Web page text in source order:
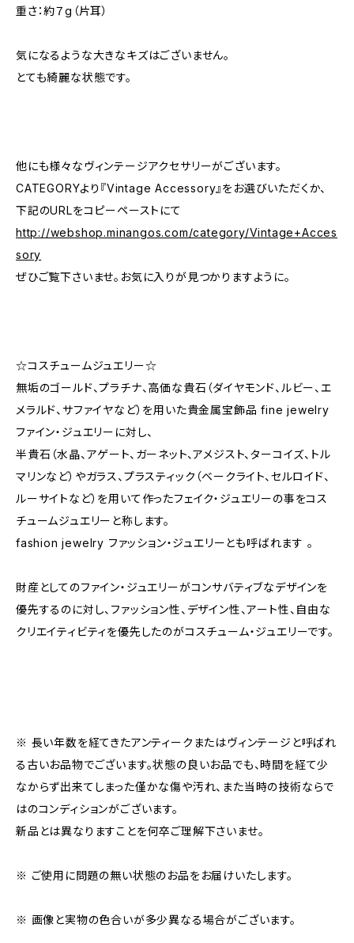
重さ：約７g（片耳）
気になるような大きなキズはございません。
とても綺麗な状態です。
他にも様々なヴィンテージアクセサリーがございます。
CATEGORYより『Vintage Accessory』をお選びいただくか、
下記のURLをコピーペーストにて
http://webshop.minangos.com/category/Vintage+Acces
sory
ぜひご覧下さいませ。お気に入りが見つかりますように。
☆コスチュームジュエリー☆
無垢のゴールド、プラチナ、高価な貴石（ダイヤモンド、ルビー、エ
メラルド、サファイヤなど）を用いた貴金属宝飾品 fine jewelry
ファイン・ジュエリーに対し、
半貴石（水晶、アゲート、ガーネット、アメジスト、ターコイズ、トル
マリンなど）やガラス、プラスティック（ベークライト、セルロイド、
ルーサイトなど）を用いて作ったフェイク・ジュエリーの事をコス
チュームジュエリーと称します。
fashion jewelry ファッション・ジュエリーとも呼ばれます 。
財産としてのファイン・ジュエリーがコンサバティブなデザインを
優先するのに対し、ファッション性、デザイン性、アート性、自由な
クリエイティビティを優先したのがコスチューム・ジュエリーです。
※ 長い年数を経てきたアンティークまたはヴィンテージと呼ばれ
る古いお品物でございます。状態の良いお品でも、時間を経て少
なからず出来てしまった僅かな傷や汚れ、また当時の技術ならで
はのコンディションがございます。
新品とは異なりますことを何卒ご理解下さいませ。
※ ご使用に問題の無い状態のお品をお届けいたします。
※ 画像と実物の色合いが多少異なる場合がございます。